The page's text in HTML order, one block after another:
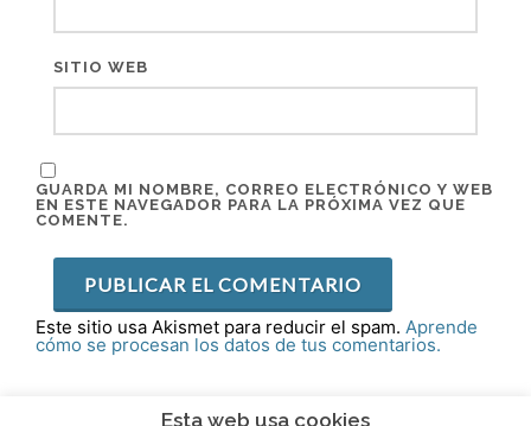
SITIO WEB
GUARDA MI NOMBRE, CORREO ELECTRÓNICO Y WEB
EN ESTE NAVEGADOR PARA LA PRÓXIMA VEZ QUE
COMENTE.
Este sitio usa Akismet para reducir el spam. Aprende
cómo se procesan los datos de tus comentarios.
Esta web usa cookies